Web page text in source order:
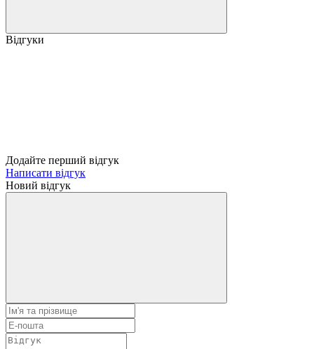
Відгуки
Додайте перший відгук
Написати відгук
Новий відгук